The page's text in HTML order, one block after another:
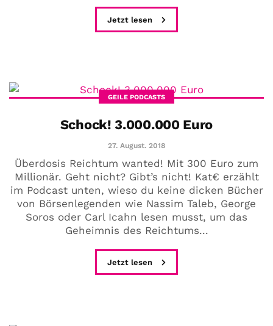
Jetzt lesen
GEILE PODCASTS
Schock! 3.000.000 Euro
27. August. 2018
Überdosis Reichtum wanted! Mit 300 Euro zum
Millionär. Geht nicht? Gibt’s nicht! Kat€ erzählt
im Podcast unten, wieso du keine dicken Bücher
von Börsenlegenden wie Nassim Taleb, George
Soros oder Carl Icahn lesen musst, um das
Geheimnis des Reichtums...
Jetzt lesen